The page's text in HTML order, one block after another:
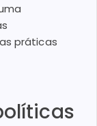
práticas